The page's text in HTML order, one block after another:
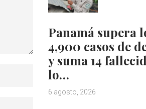
Panamá supera
4,900 casos de
y suma 14
lo…
6 agosto, 2026